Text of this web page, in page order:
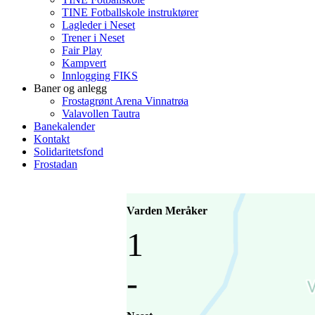
TINE Fotballskole instruktører
Lagleder i Neset
Trener i Neset
Fair Play
Kampvert
Innlogging FIKS
Baner og anlegg
Frostagrønt Arena Vinnatrøa
Valavollen Tautra
Banekalender
Kontakt
Solidaritetsfond
Frostadan
Varden Meråker
1
-